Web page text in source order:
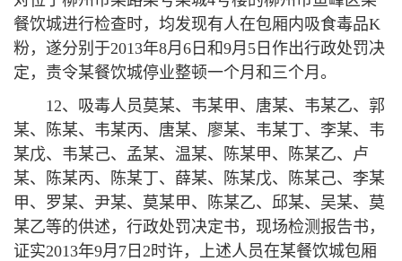
餐饮城进行检查时，均发现有人在包厢内吸食毒品K
粉，遂分别于2013年8月6日和9月5日作出行政处罚决
定，责令某餐饮城停业整顿一个月和三个月。
12、吸毒人员莫某、韦某甲、唐某、韦某乙、郭
某、陈某、韦某丙、唐某、廖某、韦某丁、李某、韦
某戊、韦某己、孟某、温某、陈某甲、陈某乙、卢
某、陈某丙、陈某丁、薛某、陈某戊、陈某己、李某
甲、罗某、尹某、莫某甲、陈某乙、邱某、吴某、莫
某乙等的供述，行政处罚决定书，现场检测报告书，
证实2013年9月7日2时许，上述人员在某餐饮城包厢